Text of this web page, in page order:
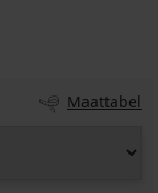
Maattabel